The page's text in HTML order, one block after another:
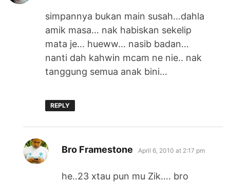
simpannya bukan main susah…dahla
amik masa… nak habiskan sekelip
mata je… hueww… nasib badan…
nanti dah kahwin mcam ne nie.. nak
tanggung semua anak bini…
REPLY
Bro Framestone says:
April 6, 2010 at 2:17 pm
he..23 xtau pun mu Zik…. bro